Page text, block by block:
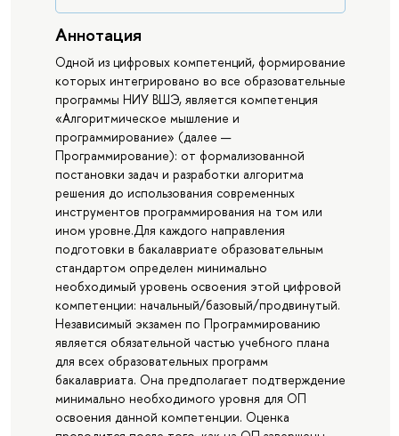
Аннотация
Одной из цифровых компетенций, формирование
которых интегрировано во все образовательные
программы НИУ ВШЭ, является компетенция
«Алгоритмическое мышление и
программирование» (далее —
Программирование): от формализованной
постановки задач и разработки алгоритма
решения до использования современных
инструментов программирования на том или
ином уровне.Для каждого направления
подготовки в бакалавриате образовательным
стандартом определен минимально
необходимый уровень освоения этой цифровой
компетенции: начальный/базовый/продвинутый.
Независимый экзамен по Программированию
является обязательной частью учебного плана
для всех образовательных программ
бакалавриата. Она предполагает подтверждение
минимально необходимого уровня для ОП
освоения данной компетенции. Оценка